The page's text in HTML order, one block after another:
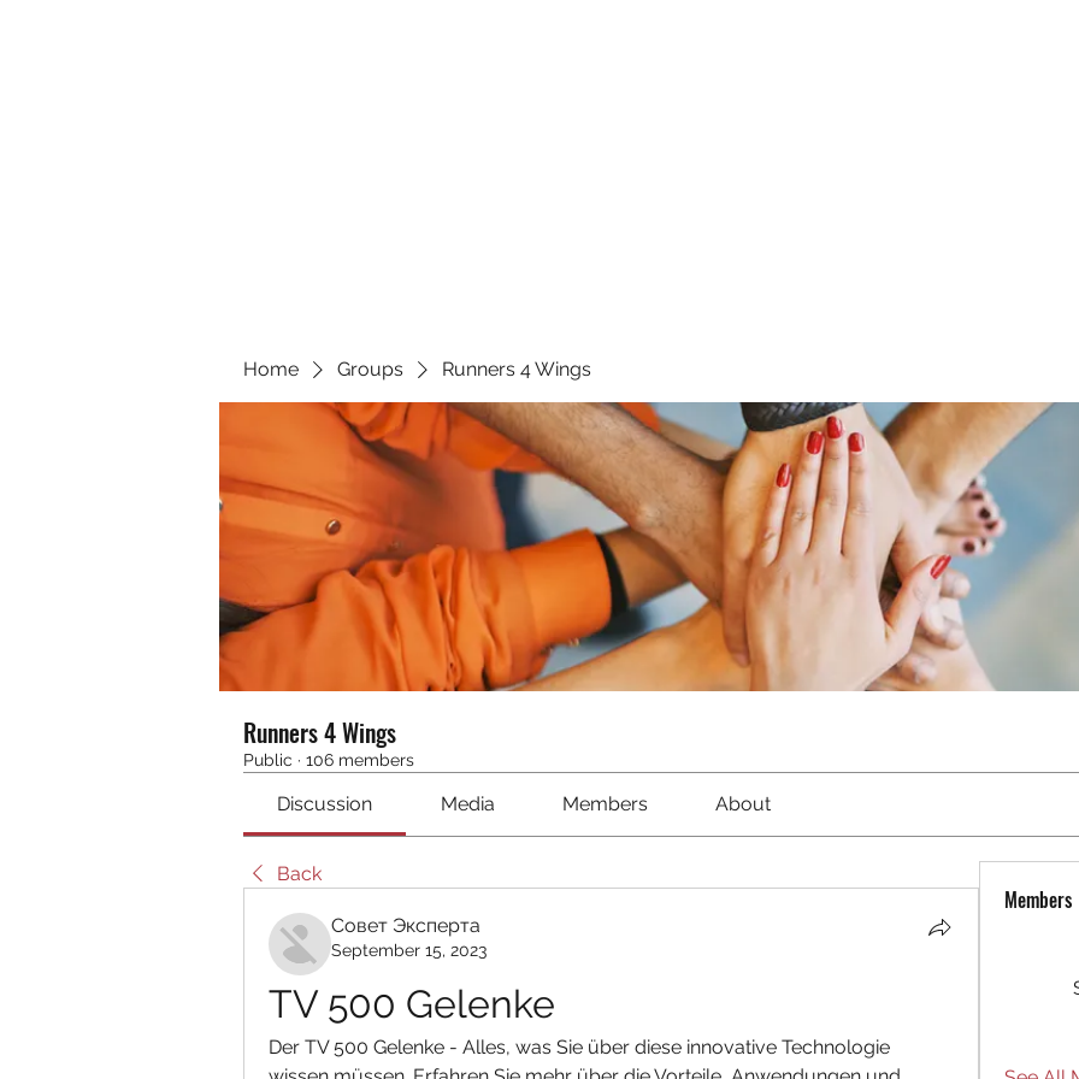
Home Groups Runners 4 Wings
Runners 4 Wings
Public · 106 members
Discussion Media Members About
Back
Совет Эксперта
September 15, 2023
TV 500 Gelenke
Der TV 500 Gelenke - Alles, was Sie über diese innovative Technologie
Members